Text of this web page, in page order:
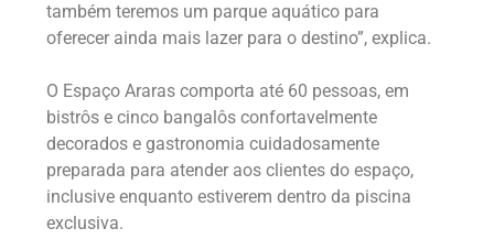
também teremos um parque aquático para
oferecer ainda mais lazer para o destino”, explica.
O Espaço Araras comporta até 60 pessoas, em
bistrôs e cinco bangalôs confortavelmente
decorados e gastronomia cuidadosamente
preparada para atender aos clientes do espaço,
inclusive enquanto estiverem dentro da piscina
exclusiva.